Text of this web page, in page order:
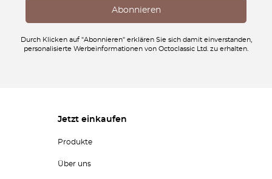
Durch Klicken auf "Abonnieren" erklären Sie sich damit einverstanden,
personalisierte Werbeinformationen von Octoclassic Ltd. zu erhalten.
Jetzt einkaufen
Produkte
Über uns